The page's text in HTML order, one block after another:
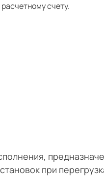
счету.
при